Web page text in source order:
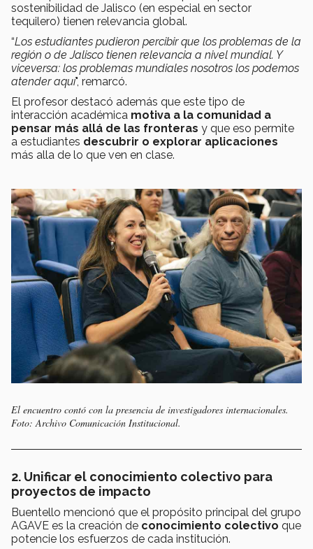
sostenibilidad de Jalisco (en especial en sector
tequilero) tienen relevancia global.
“Los estudiantes pudieron percibir que los problemas de la
región o de Jalisco tienen relevancia a nivel mundial. Y
viceversa: los problemas mundiales nosotros los podemos
atender aquí", remarcó.
El profesor destacó además que este tipo de
interacción académica motiva a la comunidad a
pensar más allá de las fronteras y que eso permite
a estudiantes descubrir o explorar aplicaciones
más alla de lo que ven en clase.
El encuentro contó con la presencia de investigadores internacionales.
Foto: Archivo Comunicación Institucional.
2. Unificar el conocimiento colectivo para
proyectos de impacto
Buentello mencionó que el propósito principal del grupo
AGAVE es la creación de conocimiento colectivo que
potencie los esfuerzos de cada institución.